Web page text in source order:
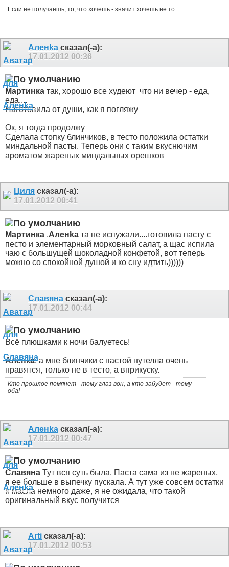
Если не получаешь, то, что хочешь - значит хочешь не то
Аленka сказал(-а):
17.01.2012 00:36
Мартинка так, хорошо все худеют что ни вечер - еда,
еда....
Наготовила от души, как я погляжу
Ок, я тогда продолжу
Сделала стопку блинчиков, в тесто положила остатки
миндальной пасты. Теперь они с таким вкуснючим
ароматом жареных миндальных орешков
Циля сказал(-а):
17.01.2012 00:41
Мартинка ,Аленka та не испужали....готовила пасту с
песто и элементарный морковный салат, а щас испила
чаю с большущей шоколадной конфетой, вот теперь
можно со спокойной душой и ко сну идтить))))))
Славяна сказал(-а):
17.01.2012 00:44
Всё плюшками к ночи балуетесь!
Алёнка, а мне блинчики с пастой нутелла очень
нравятся, только не в тесто, а вприкуску.
Кто прошлое помянет - тому глаз вон, а кто забудет - тому
оба!
Аленka сказал(-а):
17.01.2012 00:47
Славяна Тут вся суть была. Паста сама из не жареных,
я ее больше в выпечку пускала. А тут уже совсем остатки
и масла немного даже, я не ожидала, что такой
оригинальный вкус получится
Arti сказал(-а):
17.01.2012 00:53